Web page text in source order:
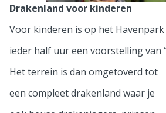
Drakenland voor kinderen
Voor kinderen is op het Havenpark
ieder half uur een voorstelling van
Het terrein is dan omgetoverd tot
een compleet drakenland waar je